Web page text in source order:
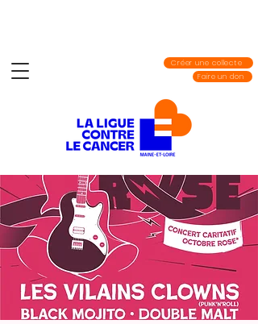
Créer une collecte
Faire un don